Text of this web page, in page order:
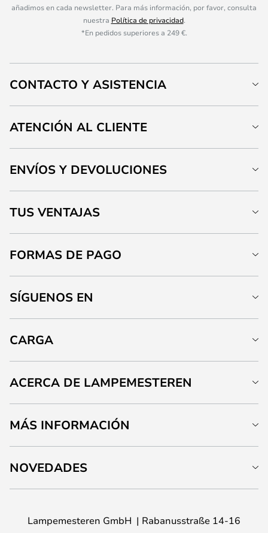
añadimos en cada newsletter. Para más información, por favor, consulta
nuestra Política de privacidad.
*En pedidos superiores a 249 €.
CONTACTO Y ASISTENCIA
ATENCIÓN AL CLIENTE
ENVÍOS Y DEVOLUCIONES
TUS VENTAJAS
FORMAS DE PAGO
SÍGUENOS EN
CARGA
ACERCA DE LAMPEMESTEREN
MÁS INFORMACIÓN
NOVEDADES
Lampemesteren GmbH Rabanusstraße 14-16